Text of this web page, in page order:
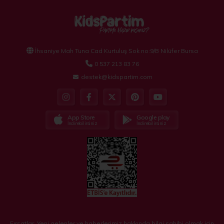
Kidspartim.com'un Pembe temalı parti malzemeleri ile tatlı bir
İhsaniye Mah Tuna Cad Kurtuluş Sok no:9/B Nilüfer Bursa
0 537 213 83 76
destek@kidspartim.com
App Store
İndirebilirsiniz
Google play
İndirebilirsiniz